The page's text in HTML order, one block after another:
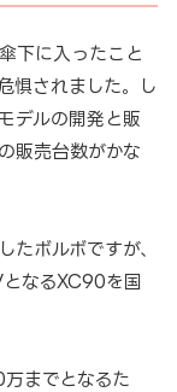
下に入ったこと
惧されました。し
デルの開発と販
販売台数がかな
たボルボですが、
なるXC90を国
までとなるた